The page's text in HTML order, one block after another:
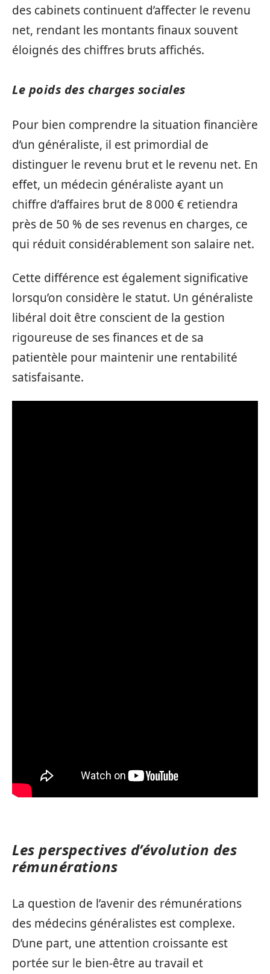
des cabinets continuent d’affecter le revenu
net, rendant les montants finaux souvent
éloignés des chiffres bruts affichés.
Le poids des charges sociales
Pour bien comprendre la situation financière
d’un généraliste, il est primordial de
distinguer le revenu brut et le revenu net. En
effet, un médecin généraliste ayant un
chiffre d’affaires brut de 8 000 € retiendra
près de 50 % de ses revenus en charges, ce
qui réduit considérablement son salaire net.
Cette différence est également significative
lorsqu’on considère le statut. Un généraliste
libéral doit être conscient de la gestion
rigoureuse de ses finances et de sa
patientèle pour maintenir une rentabilité
satisfaisante.
Les perspectives d’évolution des
rémunérations
La question de l’avenir des rémunérations
des médecins généralistes est complexe.
D’une part, une attention croissante est
portée sur le bien-être au travail et